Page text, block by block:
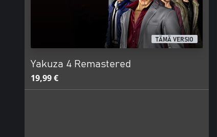
TÄMÄ VERSIO
Yakuza 4 Remastered
19,99 €